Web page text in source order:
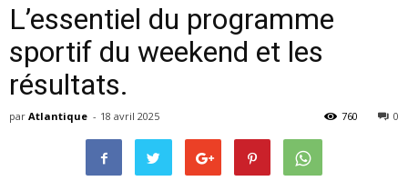
L’essentiel du programme
sportif du weekend et les
résultats.
par Atlantique - 18 avril 2025 0
760